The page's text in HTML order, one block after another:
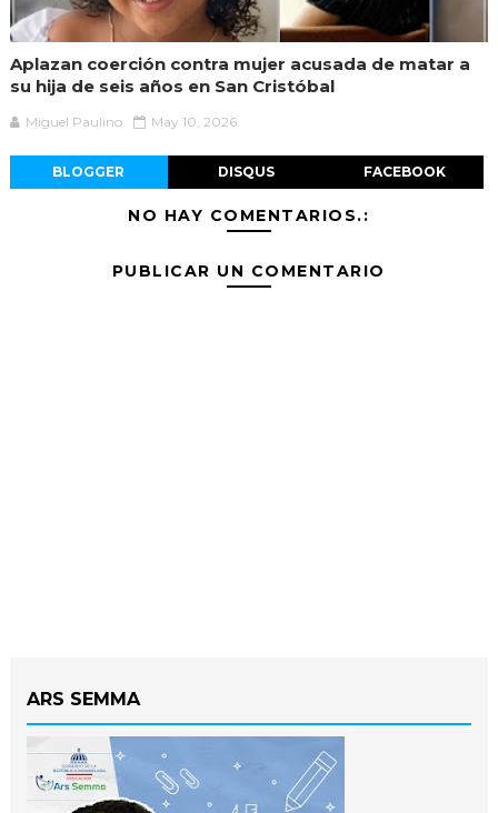
Aplazan coerción contra mujer acusada de matar a
su hija de seis años en San Cristóbal
Miguel Paulino May 10, 2026
BLOGGER DISQUS FACEBOOK
NO HAY COMENTARIOS.:
PUBLICAR UN COMENTARIO
ARS SEMMA